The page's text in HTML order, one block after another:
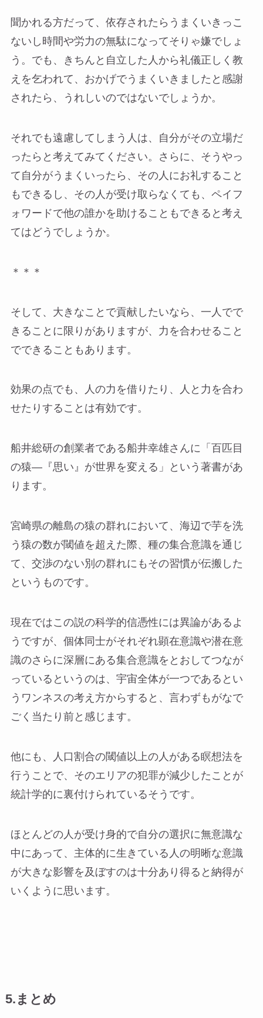
聞かれる方だって、依存されたらうまくいきっこ
ないし時間や労力の無駄になってそりゃ嫌でしょ
う。でも、きちんと自立した人から礼儀正しく教
えを乞われて、おかげでうまくいきましたと感謝
されたら、うれしいのではないでしょうか。
それでも遠慮してしまう人は、自分がその立場だ
ったらと考えてみてください。さらに、そうやっ
て自分がうまくいったら、その人にお礼すること
もできるし、その人が受け取らなくても、ペイフ
ォワードで他の誰かを助けることもできると考え
てはどうでしょうか。
＊＊＊
そして、大きなことで貢献したいなら、一人でで
きることに限りがありますが、力を合わせること
でできることもあります。
効果の点でも、人の力を借りたり、人と力を合わ
せたりすることは有効です。
船井総研の創業者である船井幸雄さんに「百匹目
の猿―『思い』が世界を変える」という著書があ
ります。
宮崎県の離島の猿の群れにおいて、海辺で芋を洗
う猿の数が閾値を超えた際、種の集合意識を通じ
て、交渉のない別の群れにもその習慣が伝搬した
というものです。
現在ではこの説の科学的信憑性には異論があるよ
うですが、個体同士がそれぞれ顕在意識や潜在意
識のさらに深層にある集合意識をとおしてつなが
っているというのは、宇宙全体が一つであるとい
うワンネスの考え方からすると、言わずもがなで
ごく当たり前と感じます。
他にも、人口割合の閾値以上の人がある瞑想法を
行うことで、そのエリアの犯罪が減少したことが
統計学的に裏付けられているそうです。
ほとんどの人が受け身的で自分の選択に無意識な
中にあって、主体的に生きている人の明晰な意識
が大きな影響を及ぼすのは十分あり得ると納得が
いくように思います。
5.まとめ